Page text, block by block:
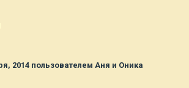
2014 пользователем Аня и Оника